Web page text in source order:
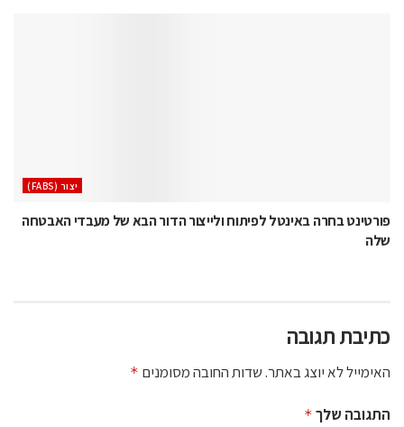
‫יצור (‪(FABS‬‬
פורטינט בחרה באינטל לפיתוח ולייצור הדור הבא של מעבדי האבטחה
שלה
כתיבת תגובה
האימייל לא יוצג באתר.שדות החובה מסומנים *
התגובה שלך *